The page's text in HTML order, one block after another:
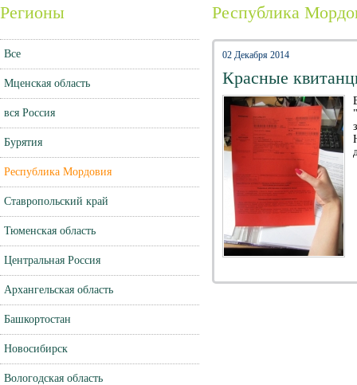
Регионы
Все
Мценская область
вся Россия
Бурятия
Республика Мордовия
Ставропольский край
Тюменская область
Центральная Россия
Архангельская область
Башкортостан
Новосибирск
Вологодская область
Республика
02 Декабря 2014
Красные